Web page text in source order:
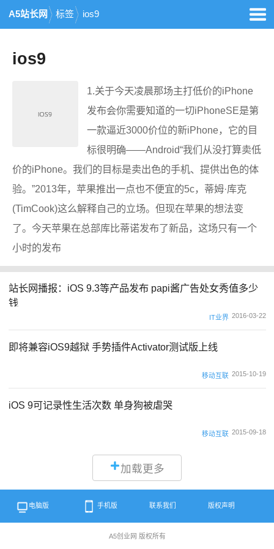
A5站长网 标签 ios9
ios9
1.关于今天凌晨那场主打低价的iPhone
发布会你需要知道的一切iPhoneSE是第
一款逼近3000价位的新iPhone，它的目
标很明确——Android“我们从没打算卖低
价的iPhone。我们的目标是卖出色的手机、提供出色的体
验。”2013年，苹果推出一点也不便宜的5c，蒂姆·库克
(TimCook)这么解释自己的立场。但现在苹果的想法变
了。今天苹果在总部库比蒂诺发布了新品，这场只有一个
小时的发布
站长网播报：iOS 9.3等产品发布 papi酱广告处女秀值多少
钱
IT业界 2016-03-22
即将兼容iOS9越狱 手势插件Activator测试版上线
移动互联 2015-10-19
iOS 9可记录性生活次数 单身狗被虐哭
移动互联 2015-09-18
加载更多
电脑版 手机版 联系我们 版权声明
A5创业网 版权所有